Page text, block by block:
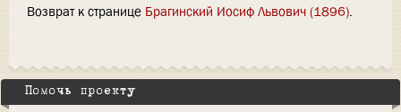
Возврат к странице Брагинский Иосиф Львович (1896).
Помочь проекту